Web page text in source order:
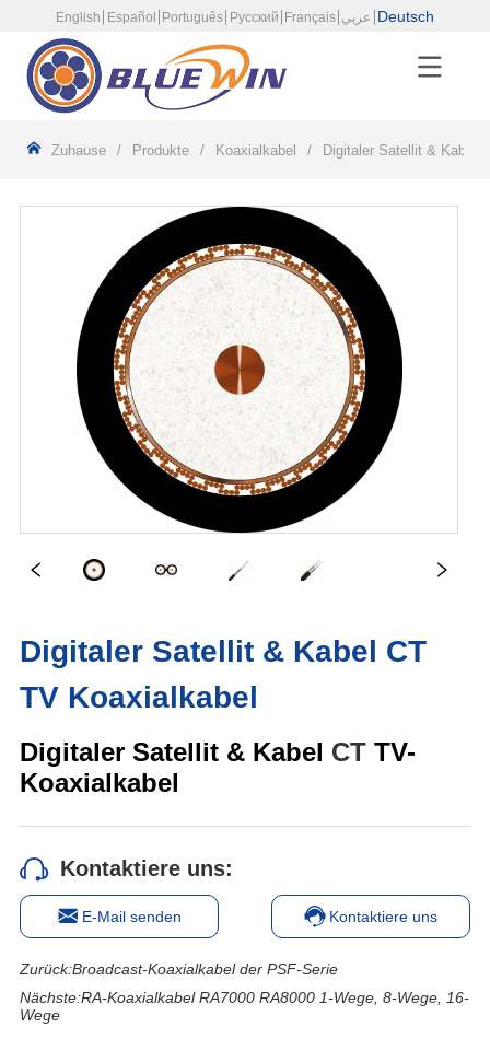
English Español Português Русский Français عربي Deutsch
Zuhause / Produkte / Koaxialkabel / Digitaler Satellit & Kabel
Digitaler Satellit & Kabel CT
TV Koaxialkabel
Kontaktiere uns:
E-Mail senden Kontaktiere uns
Zurück:Broadcast-Koaxialkabel der PSF-Serie
Nächste:RA-Koaxialkabel RA7000 RA8000 1-Wege, 8-Wege, 16-
Wege